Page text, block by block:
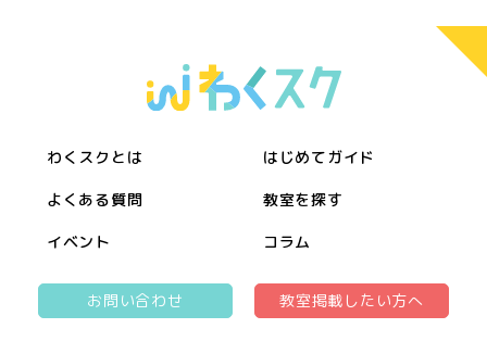
わくスクとは はじめてガイド
よくある質問 教室を探す
イベント コラム
お問い合わせ 教室掲載したい方へ